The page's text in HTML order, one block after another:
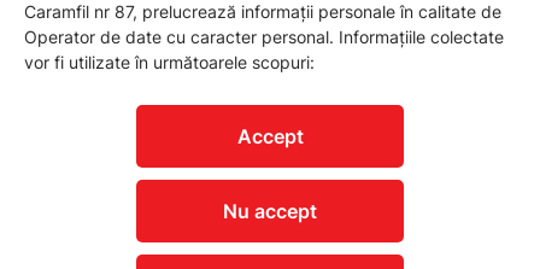
Caramfil nr 87, prelucrează informații personale în calitate de
Operator de date cu caracter personal. Informațiile colectate
vor fi utilizate în următoarele scopuri:
Accept
Nu accept